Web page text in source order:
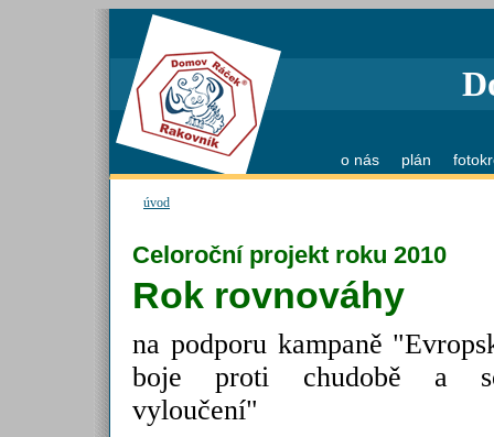
o nás plán
úvod
Celoroční projekt roku 2010
Rok rovnováhy
na podporu kampaně
boje proti chudobě a
vyloučení"